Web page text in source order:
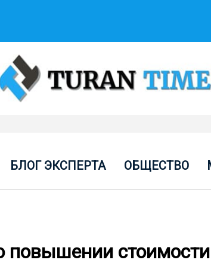
БЛОГ ЭКСПЕРТА ОБЩЕСТВО
повышении